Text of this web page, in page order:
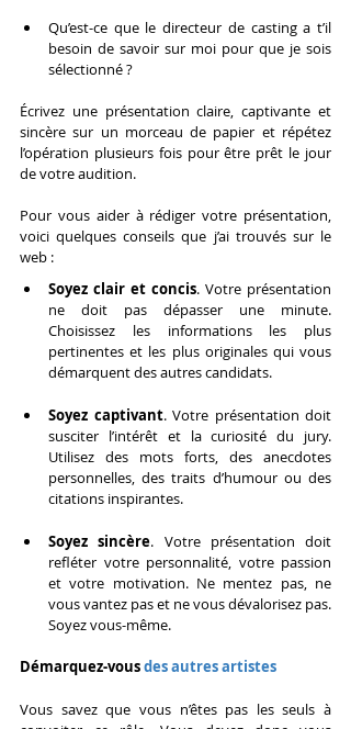
Qu’est-ce que le directeur de casting a t’il
besoin de savoir sur moi pour que je sois
sélectionné ?
Écrivez une présentation claire, captivante et
sincère sur un morceau de papier et répétez
l’opération plusieurs fois pour être prêt le jour
de votre audition.
Pour vous aider à rédiger votre présentation,
voici quelques conseils que j’ai trouvés sur le
web :
Soyez clair et concis. Votre présentation
ne doit pas dépasser une minute.
Choisissez les informations les plus
pertinentes et les plus originales qui vous
démarquent des autres candidats.
Soyez captivant. Votre présentation doit
susciter l’intérêt et la curiosité du jury.
Utilisez des mots forts, des anecdotes
personnelles, des traits d’humour ou des
citations inspirantes.
Soyez sincère. Votre présentation doit
refléter votre personnalité, votre passion
et votre motivation. Ne mentez pas, ne
vous vantez pas et ne vous dévalorisez pas.
Soyez vous-même.
Démarquez-vous des autres artistes
Vous savez que vous n’êtes pas les seuls à